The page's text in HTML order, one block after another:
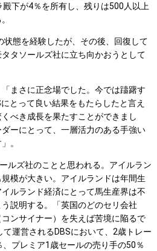
下が4％を所有し、残りは500人以上
態を経験したが、その後、回復して
タソールズ社に立ち向かおうとして
まさに正念場でした。今では躊躇す
とって良い結果をもたらしたと言え
べき成長を果たすことができまし
ーにとって、一層活力のある手強い
。
ルズ社のことと思われる。アイルラン
模が大きい。アイルランドは年間生
ルランド経済にとって馬生産界は不
説明する。「英国のどのセリ会社
ンサイナー）を失えば苦境に陥るで
て運営されるDBSにおいて、2歳トレー
プレミア1歳セールの売り手の50％